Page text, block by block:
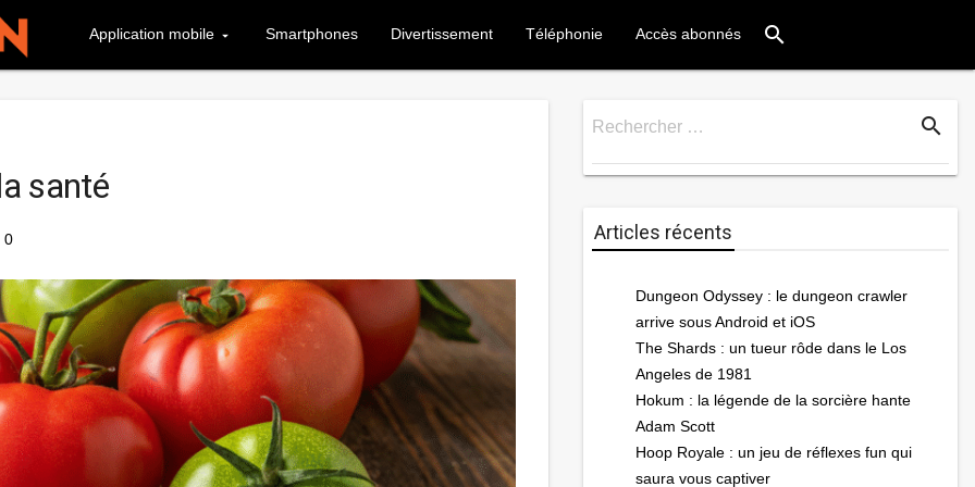
Application mobile Smartphones Divertissement Téléphonie Accès abonnés search
santé
0
Rechercher … search
Articles récents
Dungeon Odyssey : le dungeon crawler
arrive sous Android et iOS
The Shards : un tueur rôde dans le Los
Angeles de 1981
Hokum : la légende de la sorcière hante
Adam Scott
Hoop Royale : un jeu de réflexes fun qui
saura vous captiver